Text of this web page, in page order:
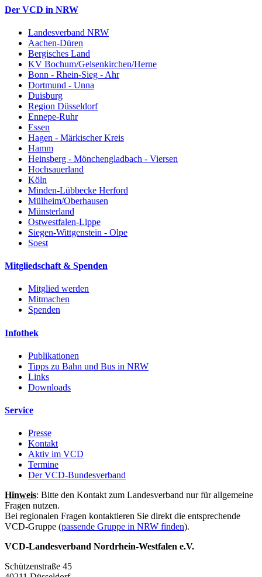
Der VCD in NRW
Landesverband NRW
Aachen-Düren
Bergisches Land
KV Bochum/Gelsenkirchen/Herne
Bonn - Rhein-Sieg - Ahr
Dortmund - Unna
Duisburg
Region Düsseldorf
Ennepe-Ruhr
Essen
Hagen - Märkischer Kreis
Hamm
Heinsberg - Mönchengladbach - Viersen
Hochsauerland
Köln
Minden-Lübbecke Herford
Mülheim/Oberhausen
Münsterland
Ostwestfalen-Lippe
Siegen-Wittgenstein - Olpe
Soest
Mitgliedschaft & Spenden
Mitglied werden
Mitmachen
Spenden
Infothek
Publikationen
Tipps zu Bahn und Bus in NRW
Links
Downloads
Service
Presse
Kontakt
Aktiv im VCD
Termine
Der VCD-Bundesverband
Hinweis: Bitte den Kontakt zum Landesverband nur für allgemeine
Fragen nutzen.
Bei regionalen Fragen kontaktieren Sie direkt die entsprechende
VCD-Gruppe (passende Gruppe in NRW finden).
VCD-Landesverband Nordrhein-Westfalen e.V.
Schützenstraße 45